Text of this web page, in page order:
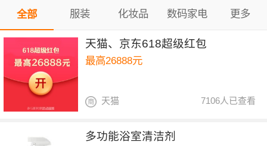
全部 服装 化妆品 数码家电 更多
天猫、京东618超级红包
最高26888元
7106人已查看
天猫
多功能浴室清洁剂